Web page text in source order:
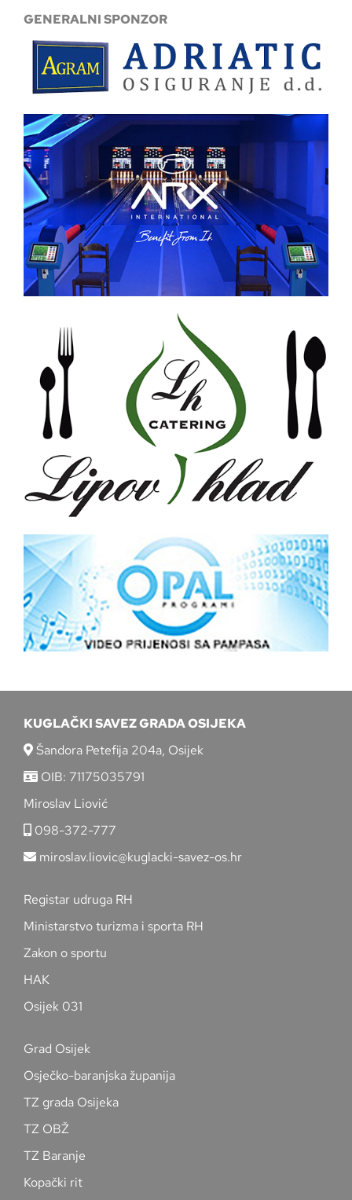
GENERALNI SPONZOR
KUGLAČKI SAVEZ GRADA OSIJEKA
Šandora Petefija 204a, Osijek
OIB: 71175035791
Miroslav Liović
098-372-777
miroslav.liovic@kuglacki-savez-os.hr
Registar udruga RH
Ministarstvo turizma i sporta RH
Zakon o sportu
HAK
Osijek 031
Grad Osijek
Osječko-baranjska županija
TZ grada Osijeka
TZ OBŽ
TZ Baranje
Kopački rit